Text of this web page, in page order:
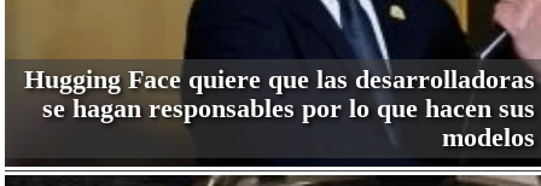
Hugging Face quiere que las desarrolladoras
se hagan responsables por lo que hacen sus
modelos